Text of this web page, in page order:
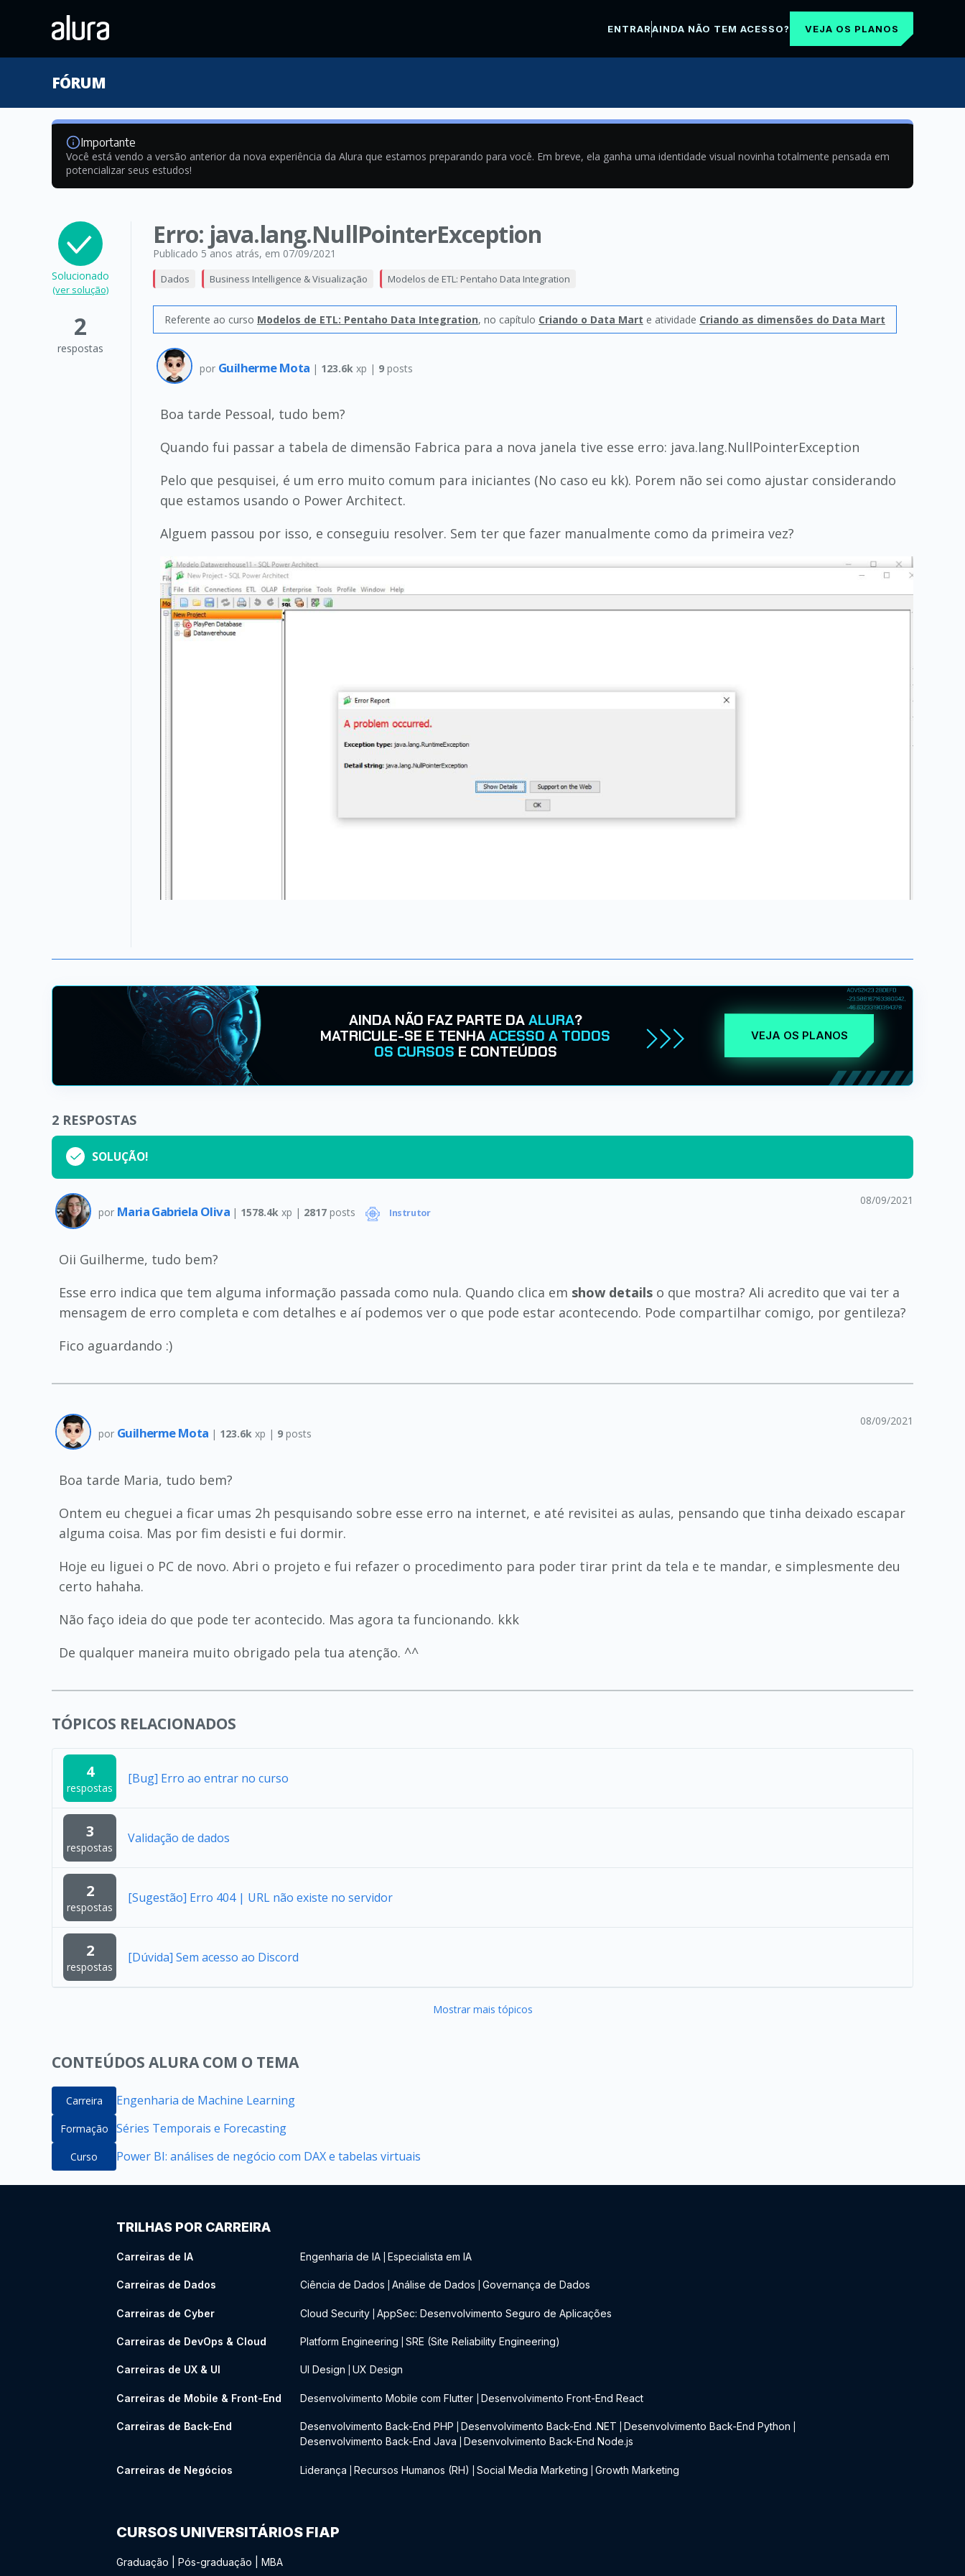
ENTRARAINDA NÃO TEM ACESSO? VEJA OS PLANOS
FÓRUM
Importante
Você está vendo a versão anterior da nova experiência da Alura que estamos preparando para você. Em breve, ela ganha uma identidade visual novinha totalmente pensada em
potencializar seus estudos!
Solucionado
(ver solução)
2
respostas
Erro: java.lang.NullPointerException
Publicado 5 anos atrás, em 07/09/2021
Dados Business Intelligence & Visualização Modelos de ETL: Pentaho Data Integration
Referente ao curso Modelos de ETL: Pentaho Data Integration, no capítulo Criando o Data Mart e atividade Criando as dimensões do Data Mart
por Guilherme Mota | 123.6k xp | 9 posts
Boa tarde Pessoal, tudo bem?
Quando fui passar a tabela de dimensão Fabrica para a nova janela tive esse erro: java.lang.NullPointerException
Pelo que pesquisei, é um erro muito comum para iniciantes (No caso eu kk). Porem não sei como ajustar considerando
que estamos usando o Power Architect.
Alguem passou por isso, e conseguiu resolver. Sem ter que fazer manualmente como da primeira vez?
AINDA NÃO FAZ PARTE DAALURA?
MATRICULE-SE E TENHAACESSO A TODOS
OS CURSOS E CONTEÚDOS
VEJA OS PLANOS
2 RESPOSTAS
SOLUÇÃO!
por Maria Gabriela Oliva | 1578.4k xp | 2817 posts Instrutor
08/09/2021
Oii Guilherme, tudo bem?
Esse erro indica que tem alguma informação passada como nula. Quando clica em show details o que mostra? Ali acredito que vai ter a
mensagem de erro completa e com detalhes e aí podemos ver o que pode estar acontecendo. Pode compartilhar comigo, por gentileza?
Fico aguardando :)
por Guilherme Mota | 123.6k xp | 9 posts
08/09/2021
Boa tarde Maria, tudo bem?
Ontem eu cheguei a ficar umas 2h pesquisando sobre esse erro na internet, e até revisitei as aulas, pensando que tinha deixado escapar
alguma coisa. Mas por fim desisti e fui dormir.
Hoje eu liguei o PC de novo. Abri o projeto e fui refazer o procedimento para poder tirar print da tela e te mandar, e simplesmente deu
certo hahaha.
Não faço ideia do que pode ter acontecido. Mas agora ta funcionando. kkk
De qualquer maneira muito obrigado pela tua atenção. ^^
TÓPICOS RELACIONADOS
4
respostas
[Bug] Erro ao entrar no curso
3
respostas
Validação de dados
2
respostas
[Sugestão] Erro 404 | URL não existe no servidor
2
respostas
[Dúvida] Sem acesso ao Discord
Mostrar mais tópicos
CONTEÚDOS ALURA COM O TEMA
Carreira Engenharia de Machine Learning
Formação Séries Temporais e Forecasting
Curso Power BI: análises de negócio com DAX e tabelas virtuais
TRILHAS POR CARREIRA
Carreiras de IA Engenharia de IA Especialista em IA
Carreiras de Dados Ciência de Dados Análise de Dados Governança de Dados
Carreiras de Cyber Cloud Security AppSec: Desenvolvimento Seguro de Aplicações
Carreiras de DevOps & Cloud Platform Engineering SRE (Site Reliability Engineering)
Carreiras de UX & UI UI Design UX Design
Carreiras de Mobile & Front-End Desenvolvimento Mobile com Flutter Desenvolvimento Front-End React
Carreiras de Back-End Desenvolvimento Back-End PHP Desenvolvimento Back-End .NET Desenvolvimento Back-End Python
Desenvolvimento Back-End Java Desenvolvimento Back-End Node.js
Carreiras de Negócios Liderança Recursos Humanos (RH) Social Media Marketing Growth Marketing
CURSOS UNIVERSITÁRIOS FIAP
Graduação Pós-graduação MBA